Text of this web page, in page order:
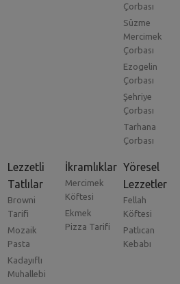
Çorbası
Süzme
Mercimek
Çorbası
Ezogelin
Çorbası
Şehriye
Çorbası
Tarhana
Çorbası
Lezzetli
Tatlılar
Browni
Tarifi
Mozaik
Pasta
Kadayıflı
Muhallebi
İkramlıklar
Mercimek
Köftesi
Ekmek
Pizza Tarifi
Yöresel
Lezzetler
Fellah
Köftesi
Patlıcan
Kebabı